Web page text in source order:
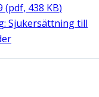
(pdf, 438 KB)
Sjukersättning till